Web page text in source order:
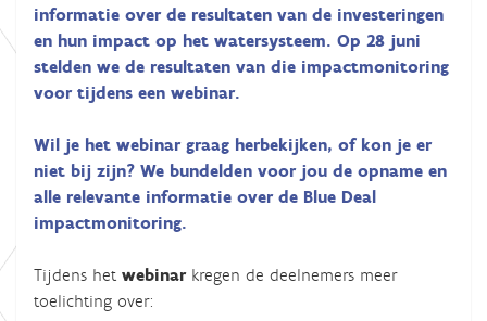
w
.
i
n
e
g
r
a
l
w
informatie over de resultaten van de investeringen
en hun impact op het watersysteem. Op 28 juni
stelden we de resultaten van die impactmonitoring
voor tijdens een webinar.
Wil je het webinar graag herbekijken, of kon je er
niet bij zijn? We bundelden voor jou de opname en
alle relevante informatie over de Blue Deal
impactmonitoring.
Tijdens het webinar kregen de deelnemers meer
toelichting over: